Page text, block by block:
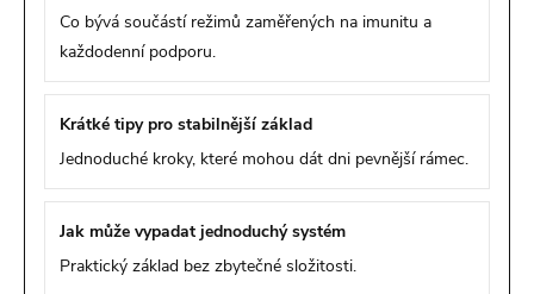
Co bývá součástí režimů zaměřených na imunitu a
každodenní podporu.
Krátké tipy pro stabilnější základ
Jednoduché kroky, které mohou dát dni pevnější rámec.
Jak může vypadat jednoduchý systém
Praktický základ bez zbytečné složitosti.